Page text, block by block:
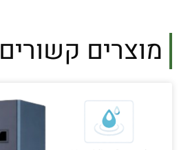
מוצרים קשורים